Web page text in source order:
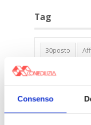
Consenso
Tag
30posto
Buon Senso
Carenza